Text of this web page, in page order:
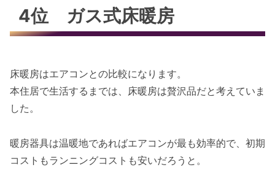
4位 ガス式床暖房
床暖房はエアコンとの比較になります。
本住居で生活するまでは、床暖房は贅沢品だと考えていま
した。
暖房器具は温暖地であればエアコンが最も効率的で、初期
コストもランニングコストも安いだろうと。